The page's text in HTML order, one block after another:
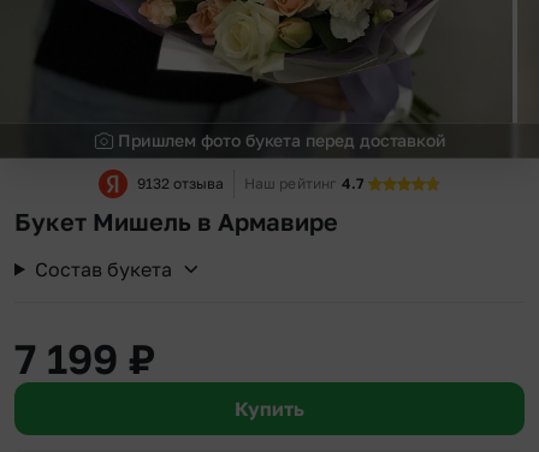
Пришлем фото букета перед доставкой
9132 отзыва Наш рейтинг 4.7
Букет Мишель в Армавире
Состав букета
7 199 ₽
Купить